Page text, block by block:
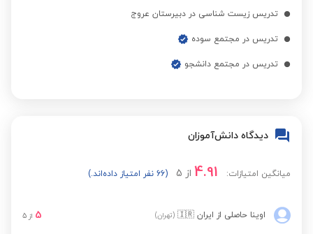
علوم تجربی هفتم
علوم تجربی هشتم
تدریس زیست شناسی در دبیرستان عروج
تدریس در مجتمع سوده
تدریس در مجتمع دانشجو
دیدگاه دانش‌آموزان
میانگین امتیازات: 4.91 از 5 (66 نفر امتیاز داده‌اند.)
اوینا حاصلی از ایران 🇮🇷 (تهران) 5 از 5